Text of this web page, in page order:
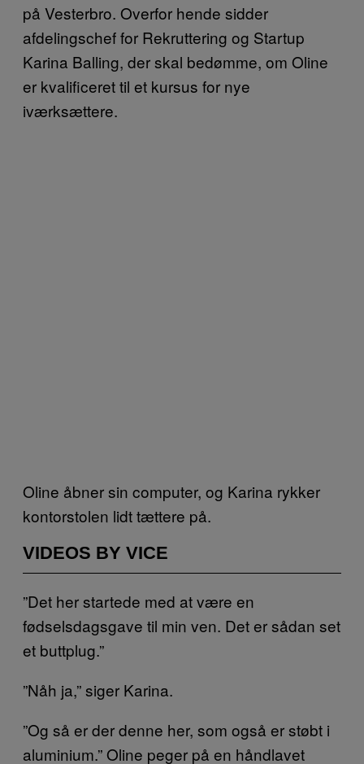
på Vesterbro. Overfor hende sidder
afdelingschef for Rekruttering og Startup
Karina Balling, der skal bedømme, om Oline
er kvalificeret til et kursus for nye
iværksættere.
Oline åbner sin computer, og Karina rykker
kontorstolen lidt tættere på.
VIDEOS BY VICE
”Det her startede med at være en
fødselsdagsgave til min ven. Det er sådan set
et buttplug.”
”Nåh ja,” siger Karina.
”Og så er der denne her, som også er støbt i
aluminium.” Oline peger på en håndlavet